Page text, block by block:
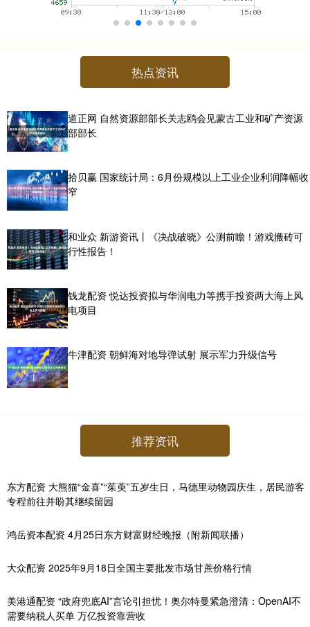
热点资讯
道正网 自然资源部部长关志鸥会见蒙古工业和矿产资源
部部长
拾贝赢 国家统计局：6月份规模以上工业企业利润降幅收
窄
和业众 新游资讯丨《决战破晓》公测前瞻！游戏搬砖可
行性报告！
钱龙配资 悦达投资拟与华润电力等携手投资两大海上风
电项目
牛津配资 朝鲜海对地导弹试射 展示军力升级信号
推荐资讯
东方配资 大熊猫“金喜”“茱萸”五岁生日，马德里动物园庆生，居民游客
专程前往并盼其继续留园
鸿岳资本配资 4月25日东方财富财经晚报（附新闻联播）
大众配资 2025年9月18日全国主要批发市场甘蔗价格行情
美港通配资 “政府兜底AI”言论引担忧！奥尔特曼紧急澄清：OpenAI不
需要纳税人买单 万亿投资靠营收